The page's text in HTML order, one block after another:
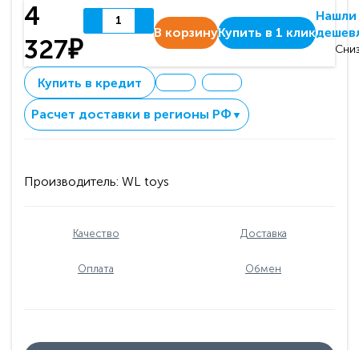
4
327₽
В корзинуКупить в 1 клик
Нашли
Купить в кредит
Расчет доставки в регионы РФ ▼
Производитель: WL toys
Качество Доставка
Оплата Обмен